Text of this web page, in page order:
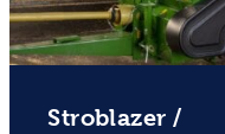
Stroblazer /